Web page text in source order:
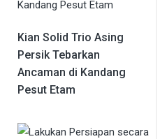
Kian Solid Trio Asing
Persik Tebarkan
Ancaman di Kandang
Pesut Etam